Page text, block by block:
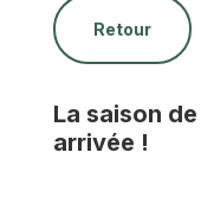
Retour
La saison
arrivée !